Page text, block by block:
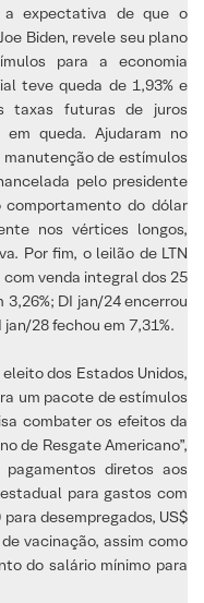
a expectativa de que o
Biden, revele seu plano
para a economia
teve queda de 1,93% e
taxas futuras de juros
queda. Ajudaram no
de estímulos
pelo presidente
comportamento do dólar
nos vértices longos,
Por fim, o leilão de LTN
venda integral dos 25
DI jan/24 encerrou
jan/28 fechou em 7,31%.
dos Estados Unidos,
um pacote de estímulos
combater os efeitos da
de Resgate Americano”,
diretos aos
para gastos com
desempregados, US$
vacinação, assim como
do salário mínimo para